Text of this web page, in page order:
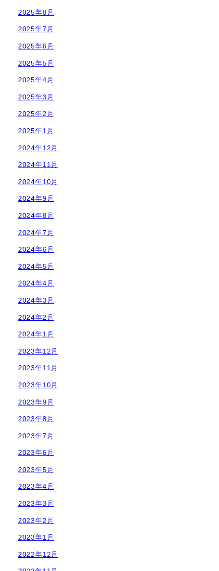
2025年8月
2025年7月
2025年6月
2025年5月
2025年4月
2025年3月
2025年2月
2025年1月
2024年12月
2024年11月
2024年10月
2024年9月
2024年8月
2024年7月
2024年6月
2024年5月
2024年4月
2024年3月
2024年2月
2024年1月
2023年12月
2023年11月
2023年10月
2023年9月
2023年8月
2023年7月
2023年6月
2023年5月
2023年4月
2023年3月
2023年2月
2023年1月
2022年12月